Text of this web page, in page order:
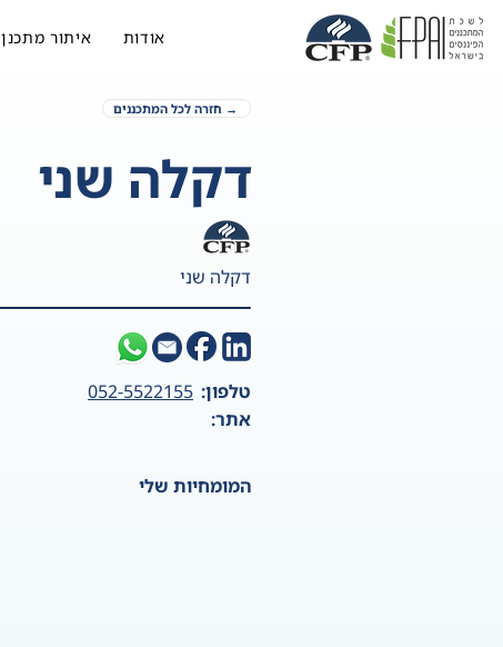
אודות איתור מתכנן
→ חזרה לכל המתכננים
דקלה שני
דקלה שני
טלפון: 052-5522155
אתר:
המומחיות שלי